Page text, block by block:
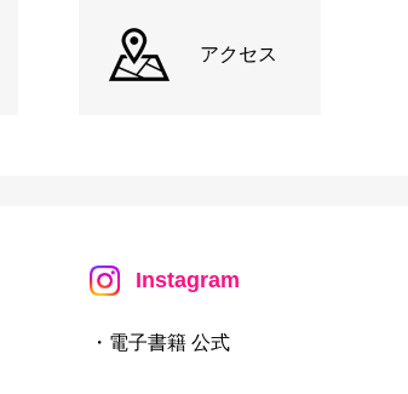
アクセス
Instagram
・電子書籍 公式